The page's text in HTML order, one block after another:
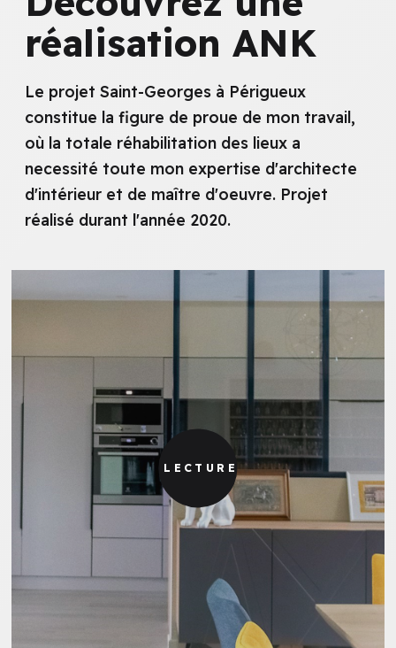
réalisation ANK
Le projet Saint-Georges à Périgueux
constitue la figure de proue de mon travail,
où la totale réhabilitation des lieux a
necessité toute mon expertise d'architecte
d'intérieur et de maître d'oeuvre. Projet
réalisé durant l'année 2020.
LECTURE